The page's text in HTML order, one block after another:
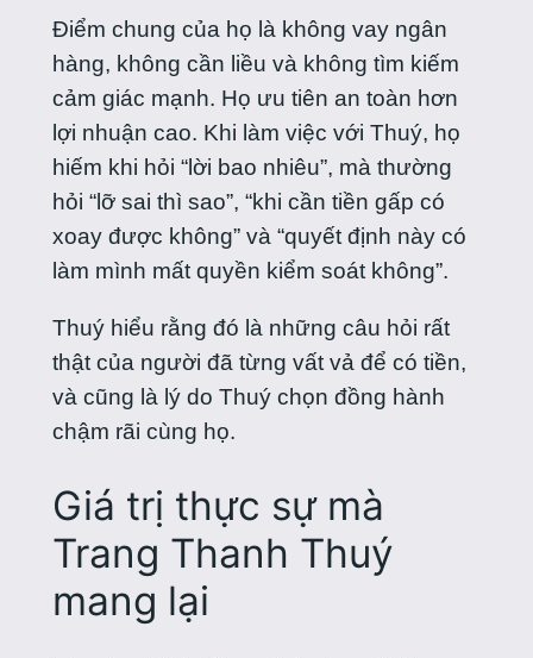
Điểm chung của họ là không vay ngân
hàng, không cần liều và không tìm kiếm
cảm giác mạnh. Họ ưu tiên an toàn hơn
lợi nhuận cao. Khi làm việc với Thuý, họ
hiếm khi hỏi “lời bao nhiêu”, mà thường
hỏi “lỡ sai thì sao”, “khi cần tiền gấp có
xoay được không” và “quyết định này có
làm mình mất quyền kiểm soát không”.
Thuý hiểu rằng đó là những câu hỏi rất
thật của người đã từng vất vả để có tiền,
và cũng là lý do Thuý chọn đồng hành
chậm rãi cùng họ.
Giá trị thực sự mà
Trang Thanh Thuý
mang lại